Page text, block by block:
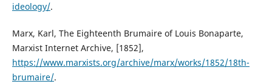
ideology/.
Marx, Karl, The Eighteenth Brumaire of Louis Bonaparte,
Marxist Internet Archive, [1852],
https://www.marxists.org/archive/marx/works/1852/18th-
brumaire/.